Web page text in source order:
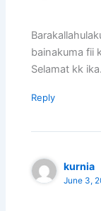
bainakuma fii
Selamat kk
Reply
kurnia
June 3,